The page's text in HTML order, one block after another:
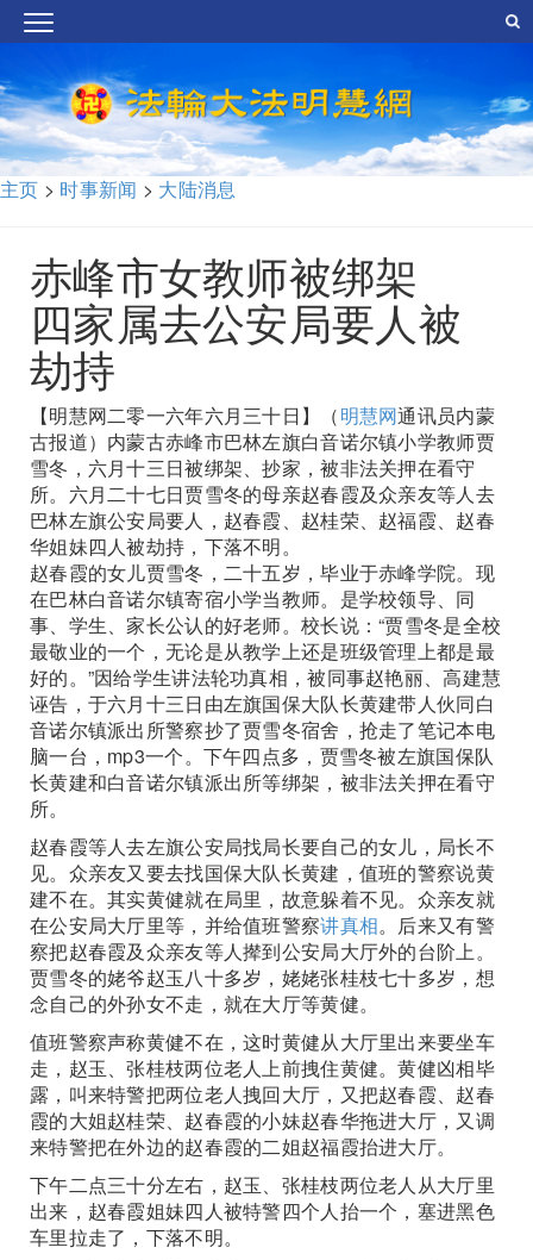
主页 > 时事新闻 > 大陆消息
赤峰市女教师被绑架
四家属去公安局要人被
劫持
【明慧网二零一六年六月三十日】（明慧网通讯员内蒙
古报道）内蒙古赤峰市巴林左旗白音诺尔镇小学教师贾
雪冬，六月十三日被绑架、抄家，被非法关押在看守
所。六月二十七日贾雪冬的母亲赵春霞及众亲友等人去
巴林左旗公安局要人，赵春霞、赵桂荣、赵福霞、赵春
华姐妹四人被劫持，下落不明。
赵春霞的女儿贾雪冬，二十五岁，毕业于赤峰学院。现
在巴林白音诺尔镇寄宿小学当教师。是学校领导、同
事、学生、家长公认的好老师。校长说：“贾雪冬是全校
最敬业的一个，无论是从教学上还是班级管理上都是最
好的。”因给学生讲法轮功真相，被同事赵艳丽、高建慧
诬告，于六月十三日由左旗国保大队长黄建带人伙同白
音诺尔镇派出所警察抄了贾雪冬宿舍，抢走了笔记本电
脑一台，mp3一个。下午四点多，贾雪冬被左旗国保队
长黄建和白音诺尔镇派出所等绑架，被非法关押在看守
所。
赵春霞等人去左旗公安局找局长要自己的女儿，局长不
见。众亲友又要去找国保大队长黄建，值班的警察说黄
建不在。其实黄健就在局里，故意躲着不见。众亲友就
在公安局大厅里等，并给值班警察讲真相。后来又有警
察把赵春霞及众亲友等人撵到公安局大厅外的台阶上。
贾雪冬的姥爷赵玉八十多岁，姥姥张桂枝七十多岁，想
念自己的外孙女不走，就在大厅等黄健。
值班警察声称黄健不在，这时黄健从大厅里出来要坐车
走，赵玉、张桂枝两位老人上前拽住黄健。黄健凶相毕
露，叫来特警把两位老人拽回大厅，又把赵春霞、赵春
霞的大姐赵桂荣、赵春霞的小妹赵春华拖进大厅，又调
来特警把在外边的赵春霞的二姐赵福霞抬进大厅。
下午二点三十分左右，赵玉、张桂枝两位老人从大厅里
出来，赵春霞姐妹四人被特警四个人抬一个，塞进黑色
车里拉走了，下落不明。